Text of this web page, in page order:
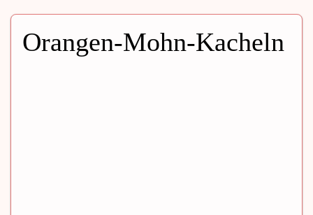
Orangen-Mohn-Kacheln